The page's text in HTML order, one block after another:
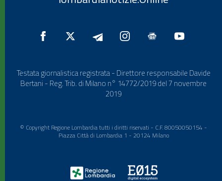
Testata giornalistica registrata - Direttore responsabile Davide
Bertani - Reg. Trib. di Milano n° 14772/2019 del 7 novembre
2019
© Copyright Regione Lombardia tutti i diritti riservati - C.F. 80050050154 -
Piazza Città di Lombardia 1 - 20124 Milano